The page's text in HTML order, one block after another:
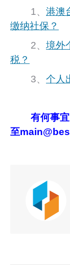
1、 港澳
缴纳社保？
2、 境外
税？
3、 个人
有何事
至